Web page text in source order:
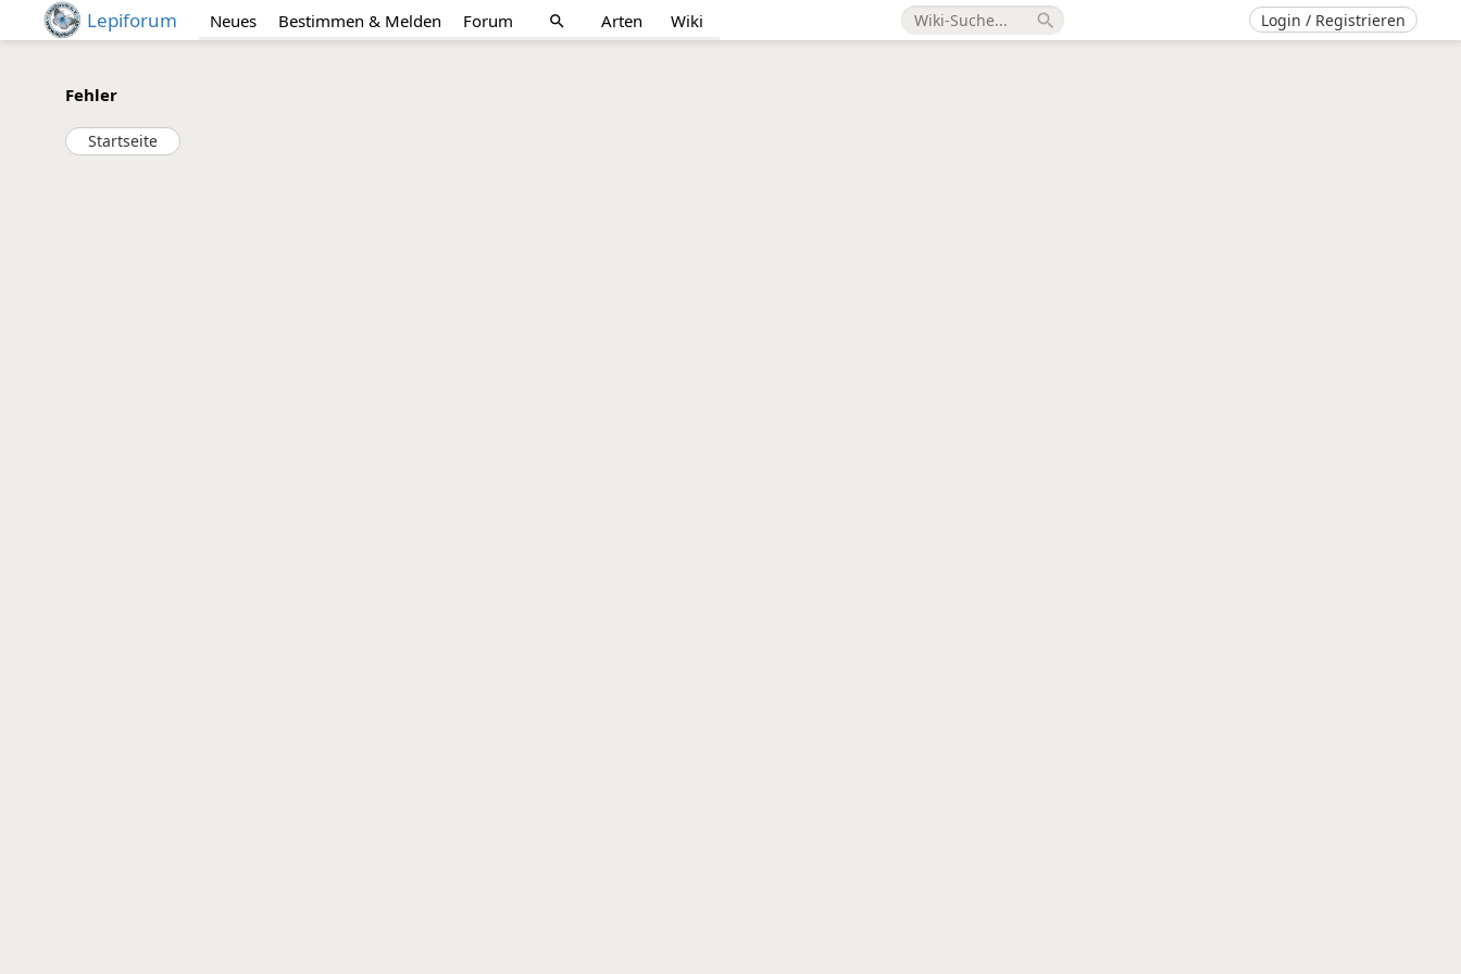
Lepiforum Neues Bestimmen & Melden Forum search Arten Wiki search Login / Registrieren
Fehler
Startseite